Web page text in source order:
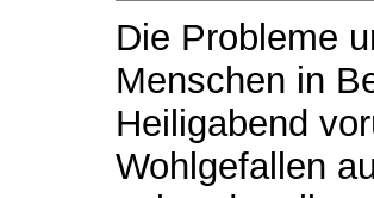
Die Probleme
Menschen in
Heiligabend
Wohlgefallen